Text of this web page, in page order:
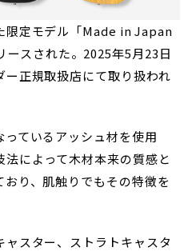
限定モデル「Made in Japan
スされた。2025年5月23日
ー正規取扱店にて取り扱われ
ているアッシュ材を使用
によって木材本来の質感と
り、肌触りでもその特徴を
スター、ストラトキャスタ